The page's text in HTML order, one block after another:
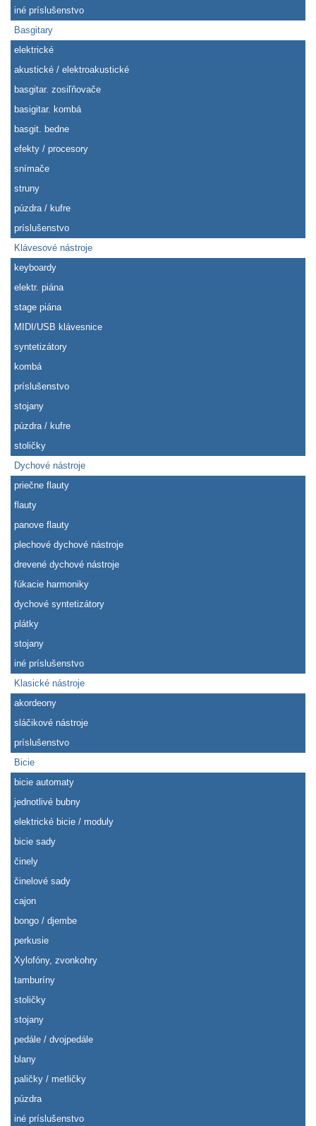
iné príslušenstvo
Basgitary
elektrické
akustické / elektroakustické
basgitar. zosiľňovače
basigitar. kombá
basgit. bedne
efekty / procesory
snímače
struny
púzdra / kufre
príslušenstvo
Klávesové nástroje
keyboardy
elektr. piána
stage piána
MIDI/USB klávesnice
syntetizátory
kombá
príslušenstvo
stojany
púzdra / kufre
stoličky
Dychové nástroje
priečne flauty
flauty
panove flauty
plechové dychové nástroje
drevené dychové nástroje
fúkacie harmoniky
dychové syntetizátory
plátky
stojany
iné príslušenstvo
Klasické nástroje
akordeony
sláčikové nástroje
príslušenstvo
Bicie
bicie automaty
jednotlivé bubny
elektrické bicie / moduly
bicie sady
činely
činelové sady
cajon
bongo / djembe
perkusie
Xylofóny, zvonkohry
tamburíny
stoličky
stojany
pedále / dvojpedále
blany
paličky / metličky
púzdra
iné príslušenstvo